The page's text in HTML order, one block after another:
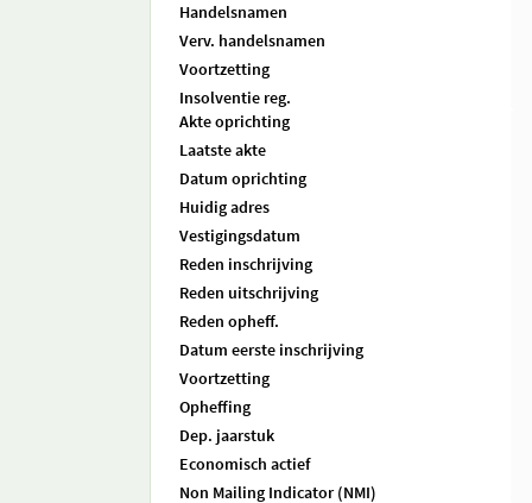
Handelsnamen
Verv. handelsnamen
Voortzetting
Insolventie reg.
Akte oprichting
Laatste akte
Datum oprichting
Huidig adres
Vestigingsdatum
Reden inschrijving
Reden uitschrijving
Reden opheff.
Datum eerste inschrijving
Voortzetting
Opheffing
Dep. jaarstuk
Economisch actief
Non Mailing Indicator (NMI)